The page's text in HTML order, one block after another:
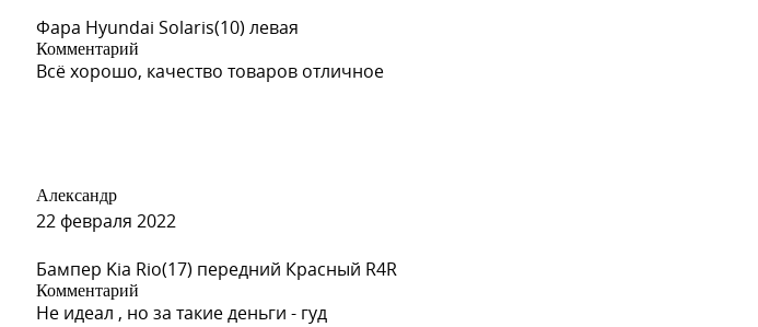
Фара Hyundai Solaris(10) левая
Комментарий
Всё хорошо, качество товаров отличное
Александр
22 февраля 2022
Бампер Kia Rio(17) передний Красный R4R
Комментарий
Не идеал , но за такие деньги - гуд